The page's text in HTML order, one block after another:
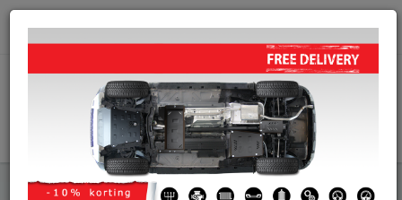
info@motorbeschermplaat.com
WINKELWAGEN
Motor Beschermplaat Motor Beschermplaat Nissan